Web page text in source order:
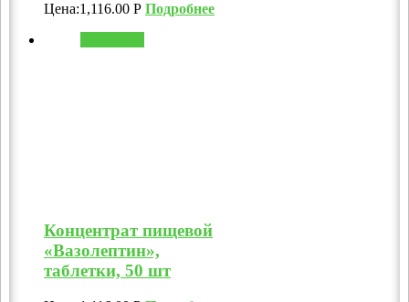
Цена:1,116.00 Р Подробнее
Концентрат пищевой
«Вазолептин»,
таблетки, 50 шт